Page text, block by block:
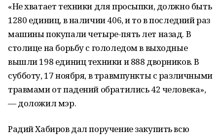
«Не хватает техники для просыпки, должно быть
1280 единиц, в наличии 406, и то в последний раз
машины покупали четыре-пять лет назад. В
столице на борьбу с гололедом в выходные
вышли 198 единиц техники и 888 дворников. В
субботу, 17 ноября, в травмпункты с различными
травмами от падений обратились 42 человека»,
— доложил мэр.
Радий Хабиров дал поручение закупить всю